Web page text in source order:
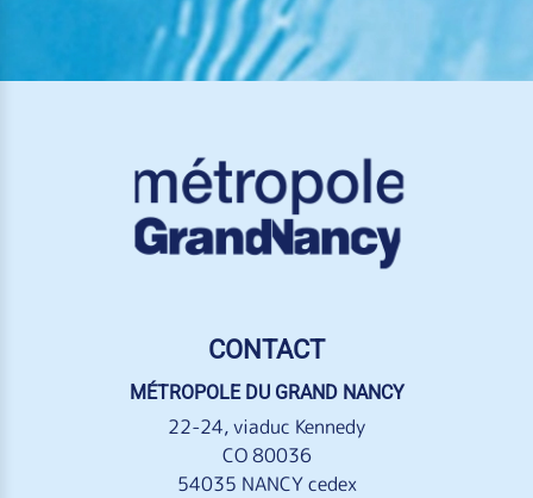
CONTACT
MÉTROPOLE DU GRAND NANCY
22-24, viaduc Kennedy
CO 80036
54035 NANCY cedex